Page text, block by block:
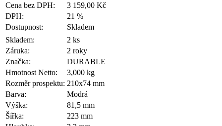
Cena bez DPH:
3 159,00 Kč
DPH:
21 %
Dostupnost:
Skladem
Skladem:
2 ks
Záruka:
2 roky
Značka:
DURABLE
Hmotnost Netto:
3,000 kg
Rozměr prospektu: 210x74 mm
Barva:
Modrá
Výška:
81,5 mm
Šířka:
223 mm